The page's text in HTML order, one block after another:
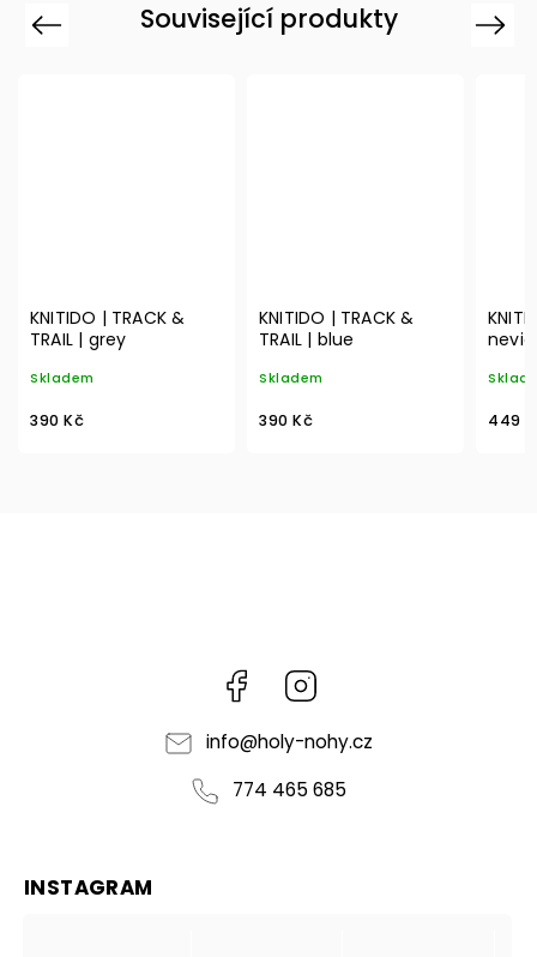
Související produkty
Previous
KNITIDO | TRACK &
TRAIL | grey
Skladem
390 Kč
KNITIDO | TRACK &
TRAIL | blue
Skladem
390 Kč 449
Next
Facebook
info@holy-nohy.cz
774 465 685
INSTAGRAM